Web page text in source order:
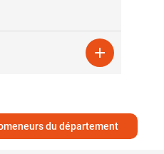

du département